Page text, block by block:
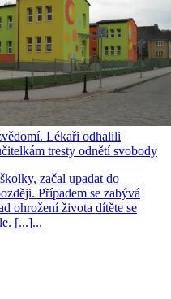
Lékaři odhalili
tresty odnětí svobody
začal upadat do
Případem se zabývá
ohrožení života dítěte se
[...]...